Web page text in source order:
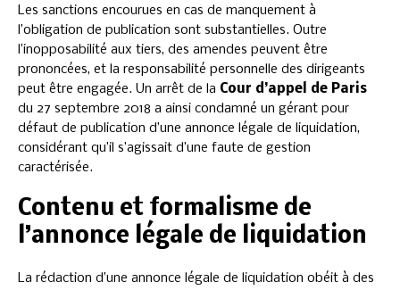
Les sanctions encourues en cas de manquement à
l’obligation de publication sont substantielles. Outre
l’inopposabilité aux tiers, des amendes peuvent être
prononcées, et la responsabilité personnelle des dirigeants
peut être engagée. Un arrêt de la Cour d’appel de Paris
du 27 septembre 2018 a ainsi condamné un gérant pour
défaut de publication d’une annonce légale de liquidation,
considérant qu’il s’agissait d’une faute de gestion
caractérisée.
Contenu et formalisme de
l’annonce légale de liquidation
La rédaction d’une annonce légale de liquidation obéit à des